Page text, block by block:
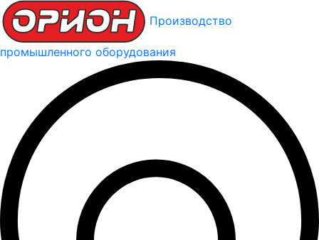
Производство
промышленного оборудования